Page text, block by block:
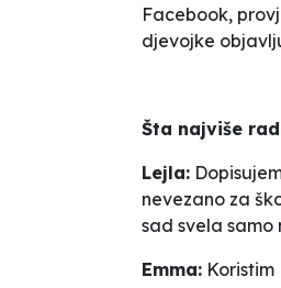
Facebook,
djevojke
Šta najviše
Lejla:
nevezano za
sad svela samo
Emma: